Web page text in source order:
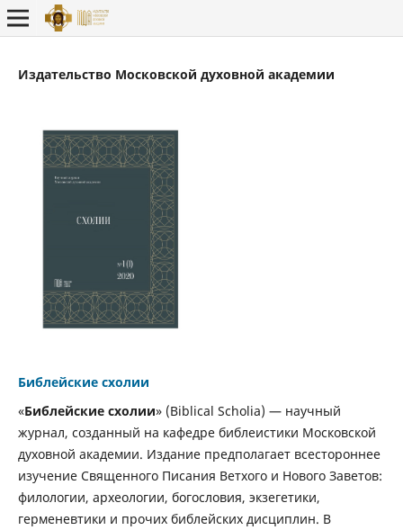
Издательство Московской духовной академии
Библейские схолии
«Библейские схолии» (Biblical Scholia) — научный
журнал, созданный на кафедре библеистики Московской
духовной академии. Издание предполагает всестороннее
изучение Священного Писания Ветхого и Нового Заветов:
филологии, археологии, богословия, экзегетики,
герменевтики и прочих библейских дисциплин. В